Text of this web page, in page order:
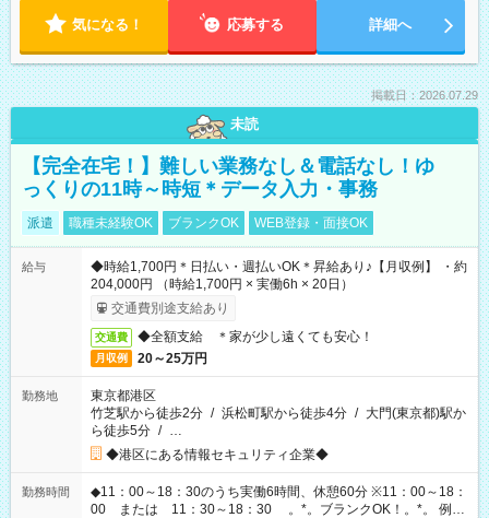
気になる！ 応募する 詳細へ
掲載日：2026.07.29
未読
【完全在宅！】難しい業務なし＆電話なし！ゆ
っくりの11時～時短＊データ入力・事務
派遣 職種未経験OK ブランクOK WEB登録・面接OK
給与
◆時給1,700円＊日払い・週払いOK＊昇給あり♪【月収例】 ・約
204,000円 （時給1,700円 × 実働6h × 20日）
交通費別途支給あり
交通費 ◆全額支給 ＊家が少し遠くても安心！
月収例 20～25万円
勤務地
東京都港区
竹芝駅から徒歩2分 / 浜松町駅から徒歩4分 / 大門(東京都)駅か
ら徒歩5分 / …
◆港区にある情報セキュリティ企業◆
勤務時間
◆11：00～18：30のうち実働6時間、休憩60分 ※11：00～18：
00 または 11：30～18：30 。*。ブランクOK！。*。 例え